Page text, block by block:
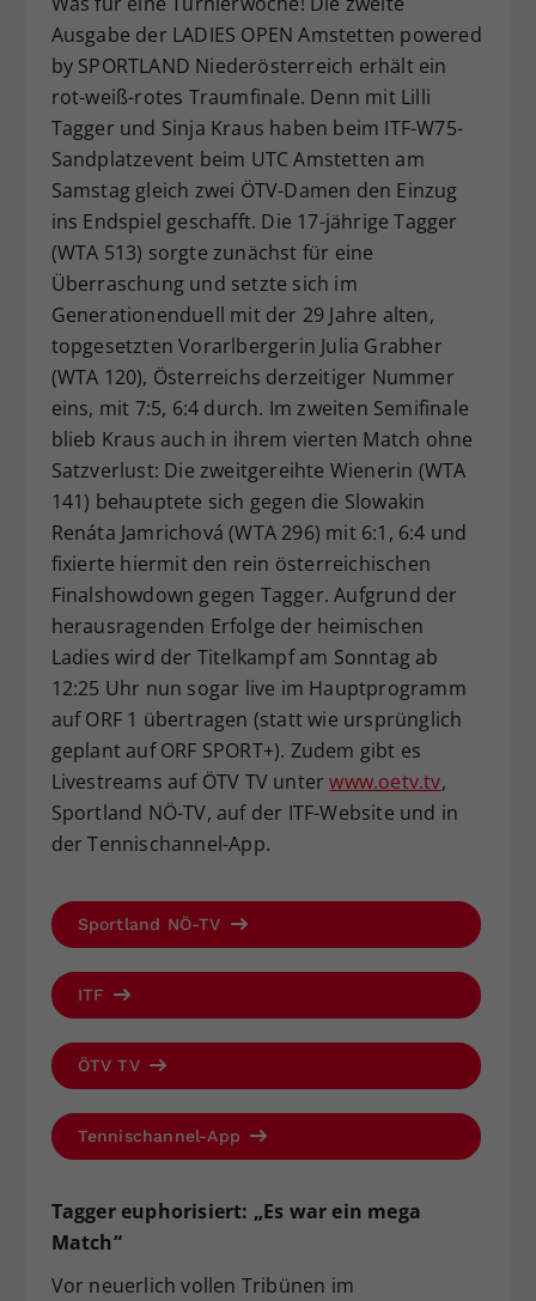
Ausgabe der LADIES OPEN Amstetten powered
by SPORTLAND Niederösterreich erhält ein
rot-weiß-rotes Traumfinale. Denn mit Lilli
Tagger und Sinja Kraus haben beim ITF-W75-
Sandplatzevent beim UTC Amstetten am
Samstag gleich zwei ÖTV-Damen den Einzug
ins Endspiel geschafft. Die 17-jährige Tagger
(WTA 513) sorgte zunächst für eine
Überraschung und setzte sich im
Generationenduell mit der 29 Jahre alten,
topgesetzten Vorarlbergerin Julia Grabher
(WTA 120), Österreichs derzeitiger Nummer
eins, mit 7:5, 6:4 durch. Im zweiten Semifinale
blieb Kraus auch in ihrem vierten Match ohne
Satzverlust: Die zweitgereihte Wienerin (WTA
141) behauptete sich gegen die Slowakin
Renáta Jamrichová (WTA 296) mit 6:1, 6:4 und
fixierte hiermit den rein österreichischen
Finalshowdown gegen Tagger. Aufgrund der
herausragenden Erfolge der heimischen
Ladies wird der Titelkampf am Sonntag ab
12:25 Uhr nun sogar live im Hauptprogramm
auf ORF 1 übertragen (statt wie ursprünglich
geplant auf ORF SPORT+). Zudem gibt es
Livestreams auf ÖTV TV unterwww.oetv.tv,
Sportland NÖ-TV, auf der ITF-Website und in
der Tennischannel-App.
Sportland NÖ-TV
ITF
ÖTV TV
Tennischannel-App
Tagger euphorisiert: „Es war ein mega
Match“
Vor neuerlich vollen Tribünen im
Zweck
Dieser Wert speichert Ihre Consent-
Einstellungen. Unter anderem eine
historische Speicherung Ihrer
vorgenommen Einstellungen, falls der
Webseiten-Betreiber dies eingestellt
hat.